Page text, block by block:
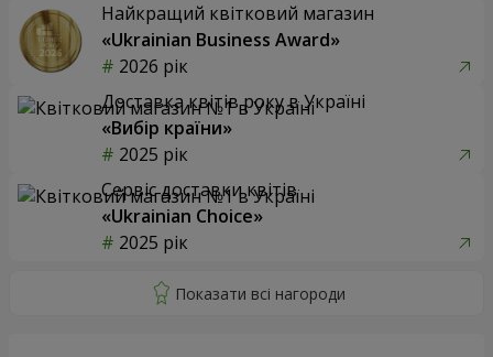
Найкращий квітковий магазин
«Ukrainian Business Award»
2026 рік
Доставка квітів року в Україні
«Вибір країни»
2025 рік
Сервіс доставки квітів
«Ukrainian Choice»
2025 рік